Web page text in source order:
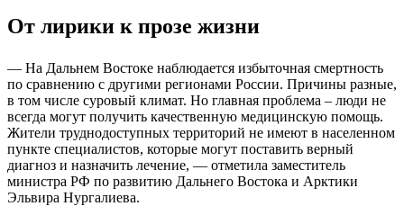
От лирики к прозе жизни
― На Дальнем Востоке наблюдается избыточная смертность
по сравнению с другими регионами России. Причины разные,
в том числе суровый климат. Но главная проблема – люди не
всегда могут получить качественную медицинскую помощь.
Жители труднодоступных территорий не имеют в населенном
пункте специалистов, которые могут поставить верный
диагноз и назначить лечение, — отметила заместитель
министра РФ по развитию Дальнего Востока и Арктики
Эльвира Нургалиева.